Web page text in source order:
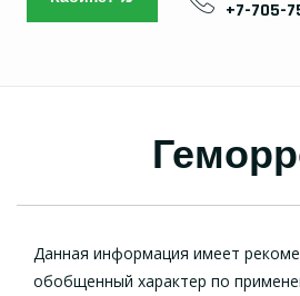
+7-705-
Данная информация имеет
обобщенный характер по